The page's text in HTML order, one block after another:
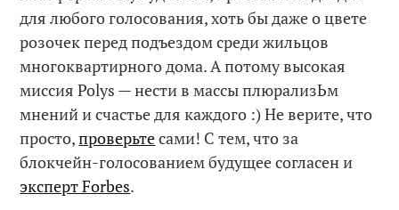
для любого голосования, хоть бы даже о цвете
розочек перед подъездом среди жильцов
многоквартирного дома. А потому высокая
миссия Polys — нести в массы плюрализЬм
мнений и счастье для каждого :) Не верите, что
просто,проверьтесами! С тем, что за
блокчейн-голосованием будущее согласен и
эксперт Forbes.